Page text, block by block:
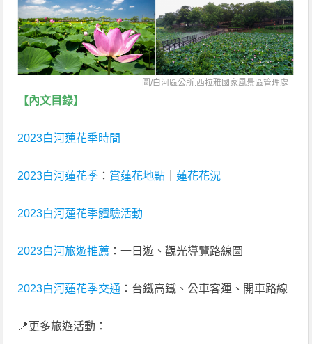
圖/白河區公所.西拉雅國家風景區管理處
【內文目錄】
2023白河蓮花季時間
2023白河蓮花季 ： 賞蓮花地點 蓮花花況
2023白河蓮花季體驗活動
2023白河旅遊推薦 ：一日遊、觀光導覽路線圖
2023白河蓮花季交通 ：台鐵高鐵、公車客運、開車路線
📍更多旅遊活動：